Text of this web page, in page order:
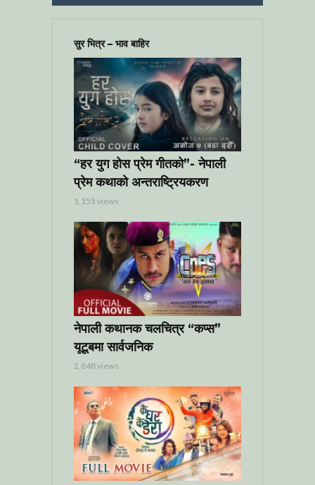
सुर भित्र – भाव बाहिर
“हर युग होस प्रेम गीतको”- नेपाली
प्रेम कथाको अन्तराष्ट्रियकरण
1,155 views
नेपाली कथानक चलचित्र “कप्स”
यूटूबमा सार्वजनिक
2,848 views